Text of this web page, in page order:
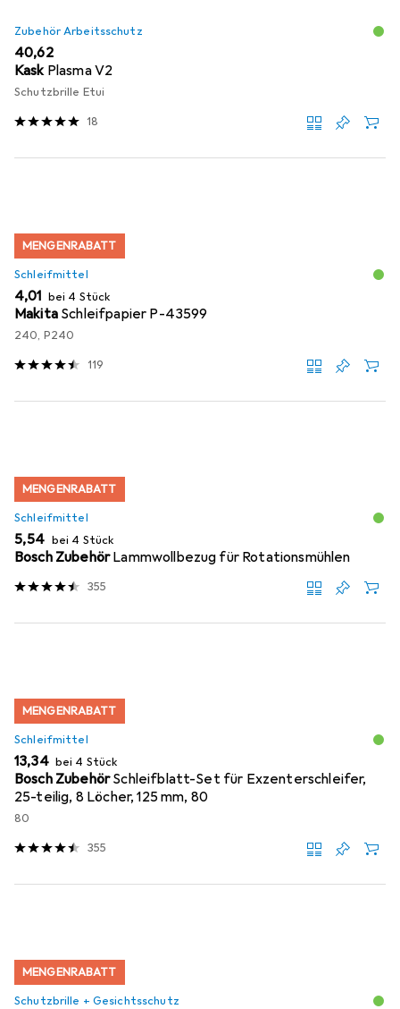
Zubehör Arbeitsschutz
EUR
40,62
Kask Plasma V2
Schutzbrille Etui
18
MENGENRABATT
Schleifmittel
EUR
4,01 bei 4 Stück
Makita Schleifpapier P-43599
240, P240
119
MENGENRABATT
Schleifmittel
EUR
5,54 bei 4 Stück
Bosch ZubehörLammwollbezug für Rotationsmühlen
355
MENGENRABATT
Schleifmittel
EUR
13,34 bei 4 Stück
Bosch ZubehörSchleifblatt-Set für Exzenterschleifer,
25-teilig, 8 Löcher, 125 mm, 80
80
355
MENGENRABATT
Schutzbrille + Gesichtsschutz